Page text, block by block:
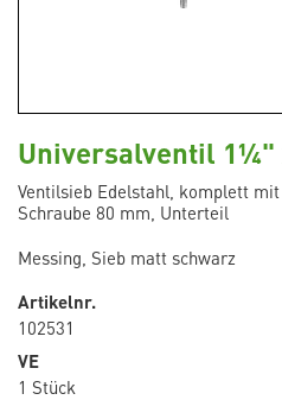
Universalventil 1¼"
Ventilsieb Edelstahl, komplett
Schraube 80 mm, Unterteil
Messing, Sieb matt schwarz
Artikelnr.
102531
VE
1 Stück